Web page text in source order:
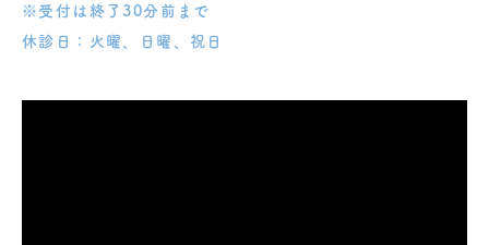
※受付は終了30分前まで
休診日：火曜、日曜、祝日